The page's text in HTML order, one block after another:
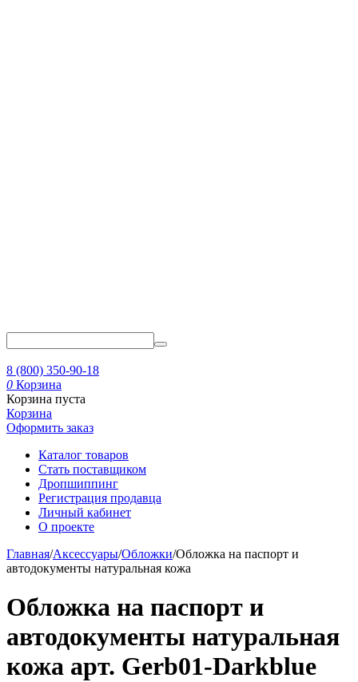
8 (800) 350-90-18
0 Корзина
Корзина пуста
Корзина
Оформить заказ
Каталог товаров
Стать поставщиком
Дропшиппинг
Регистрация продавца
Личный кабинет
О проекте
Главная/Аксессуары/Обложки/Обложка на паспорт и
автодокументы натуральная кожа
Обложка на паспорт и
автодокументы натуральная
кожа арт. Gerb01-Darkblue